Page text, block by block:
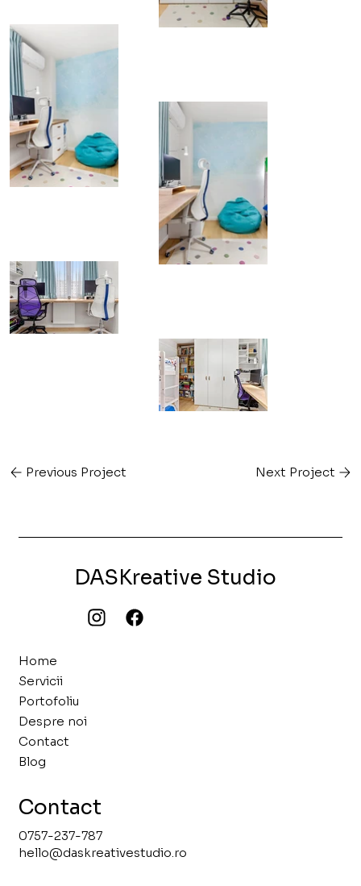
Previous Project Next Project
DASKreative Studio
Home
Servicii
Portofoliu
Despre noi
Contact
Blog
Contact
0757-237-787
hello@daskreativestudio.ro